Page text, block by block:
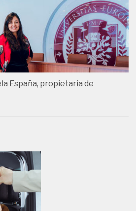
España, propietaria de